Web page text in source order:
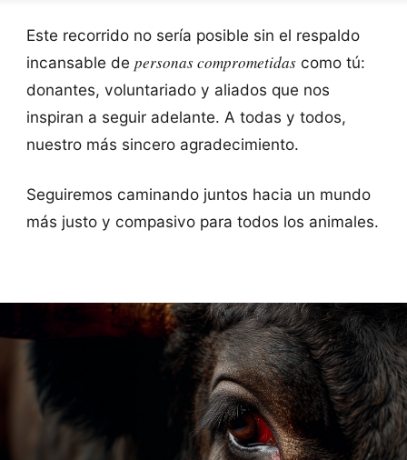
Este recorrido no sería posible sin el respaldo
incansable de personas comprometidascomo tú:
donantes, voluntariado y aliados que nos
inspiran a seguir adelante. A todas y todos,
nuestro más sincero agradecimiento.
Seguiremos caminando juntos hacia un mundo
más justo y compasivo para todos los animales.